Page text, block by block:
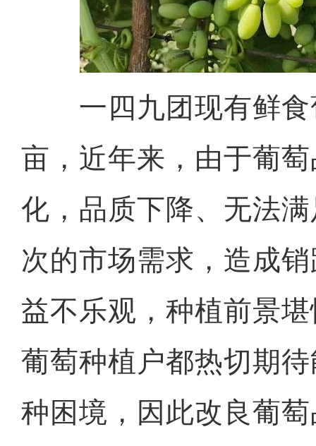
一四九团现有鲜食
亩，近年来，由于葡
化，品质下降、无法
次的市场需求，造成
益不乐观，种植前景
葡萄种植户都热切期
种困境，因此改良葡